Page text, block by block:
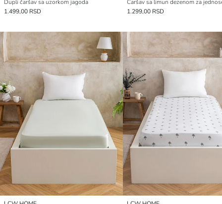
Dupli čaršav sa uzorkom jagoda
1.499,00 RSD
Čaršav sa limun dezenom za
1.299,00 RSD